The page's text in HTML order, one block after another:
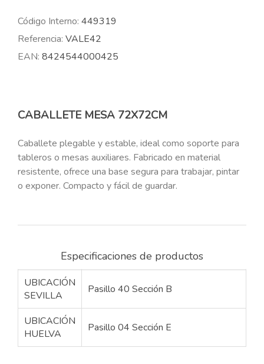
Código Interno: 449319
Referencia: VALE42
EAN: 8424544000425
CABALLETE MESA 72X72CM
Caballete plegable y estable, ideal como soporte para
tableros o mesas auxiliares. Fabricado en material
resistente, ofrece una base segura para trabajar, pintar
o exponer. Compacto y fácil de guardar.
Especificaciones de productos
UBICACIÓN
SEVILLA
Pasillo 40 Sección B
UBICACIÓN
HUELVA
Pasillo 04 Sección E